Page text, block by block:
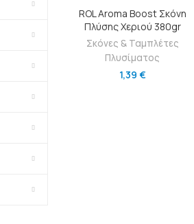
ΠΡΟΣΘΉΚΗ ΣΤΟ ΚΑΛΆΘΙ
ROL Aroma Boost Σκόνη
Πλύσης Χεριού 380gr
Σκόνες & Ταμπλέτες
Πλυσίματος
1,39 €